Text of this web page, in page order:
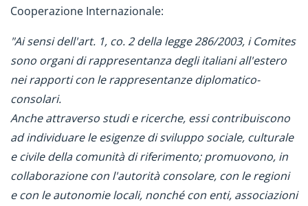
Cooperazione Internazionale:
"Ai sensi dell'art. 1, co. 2 della legge 286/2003, i Comites
sono organi di rappresentanza degli italiani all'estero
nei rapporti con le rappresentanze diplomatico-
consolari.
Anche attraverso studi e ricerche, essi contribuiscono
ad individuare le esigenze di sviluppo sociale, culturale
e civile della comunità di riferimento; promuovono, in
collaborazione con l'autorità consolare, con le regioni
e con le autonomie locali, nonché con enti, associazioni